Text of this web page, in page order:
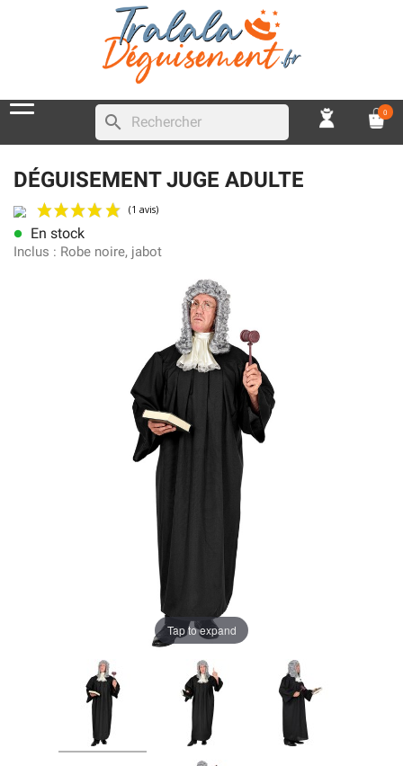
search 0
DÉGUISEMENT JUGE ADULTE
(1 avis)
lens En stock
Inclus : Robe noire, jabot
Tap to expand